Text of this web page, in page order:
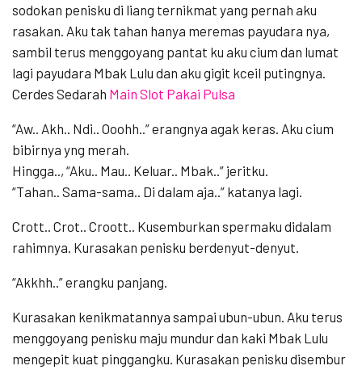
sodokan penisku di liang ternikmat yang pernah aku
rasakan. Aku tak tahan hanya meremas payudara nya,
sambil terus menggoyang pantat ku aku cium dan lumat
lagi payudara Mbak Lulu dan aku gigit kceil putingnya.
Cerdes Sedarah Main Slot Pakai Pulsa
“Aw.. Akh.. Ndi.. Ooohh..” erangnya agak keras. Aku cium
bibirnya yng merah.
Hingga.., “Aku.. Mau.. Keluar.. Mbak..” jeritku.
“Tahan.. Sama-sama.. Di dalam aja..” katanya lagi.
Crott.. Crot.. Croott.. Kusemburkan spermaku didalam
rahimnya. Kurasakan penisku berdenyut-denyut.
“Akkhh..” erangku panjang.
Kurasakan kenikmatannya sampai ubun-ubun. Aku terus
menggoyang penisku maju mundur dan kaki Mbak Lulu
mengepit kuat pinggangku. Kurasakan penisku disembur